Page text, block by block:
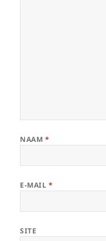
NAAM *
E-MAIL *
SITE